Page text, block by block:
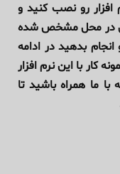
افزار رو نصب کنید و
در محل مشخص شده
بدهید در ادامه
کار با این نرم افزار
ما همراه باشید تا